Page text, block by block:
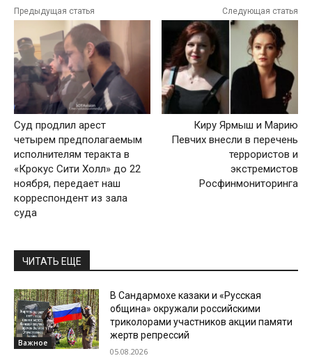
Предыдущая статья
Суд продлил арест
четырем предполагаемым
исполнителям теракта в
«Крокус Сити Холл» до 22
ноября, передает наш
корреспондент из зала
суда
Следующая статья
Киру Ярмыш и Марию
Певчих внесли в перечень
террористов и
экстремистов
Росфинмониторинга
ЧИТАТЬ ЕЩЕ
Важное
В Сандармохе казаки и «Русская
община» окружали российскими
триколорами участников акции памяти
жертв репрессий
05.08.2026